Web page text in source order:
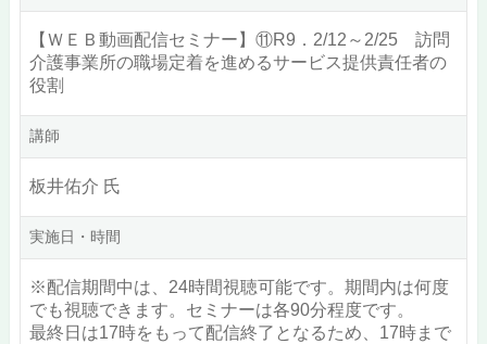
【ＷＥＢ動画配信セミナー】⑪R9．2/12～2/25 訪問
介護事業所の職場定着を進めるサービス提供責任者の
役割
講師
板井佑介 氏
実施日・時間
※配信期間中は、24時間視聴可能です。期間内は何度
でも視聴できます。セミナーは各90分程度です。
最終日は17時をもって配信終了となるため、17時まで